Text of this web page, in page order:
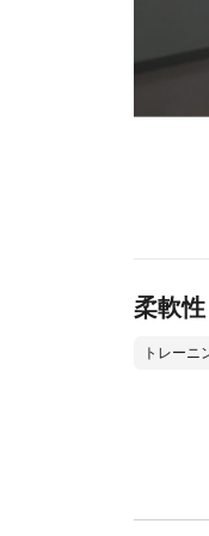
柔軟
トレーニ